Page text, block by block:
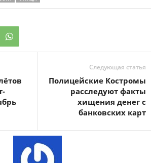
Следующая статья
Полицейские Костромы
расследуют факты
хищения денег с
банковских карт